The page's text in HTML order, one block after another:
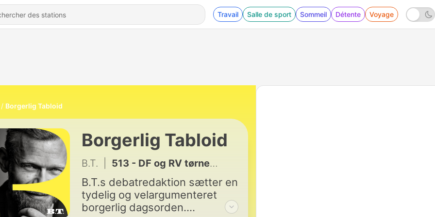
Travail Salle de sport Sommeil Détente Voyage
Borgerlig Tabloid
Borgerlig Tabloid
B.T. 513 - DF og RV tørner sammen efter Ceuta: I snakker bare!
B.T.s debatredaktion sætter en
tydelig og velargumenteret
borgerlig dagsorden.